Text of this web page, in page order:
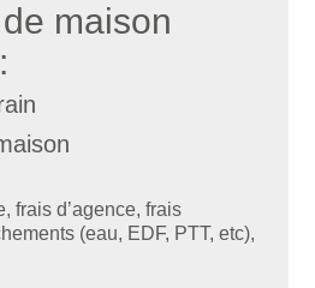
maison
frais d’agence, frais
(eau, EDF, PTT, etc),